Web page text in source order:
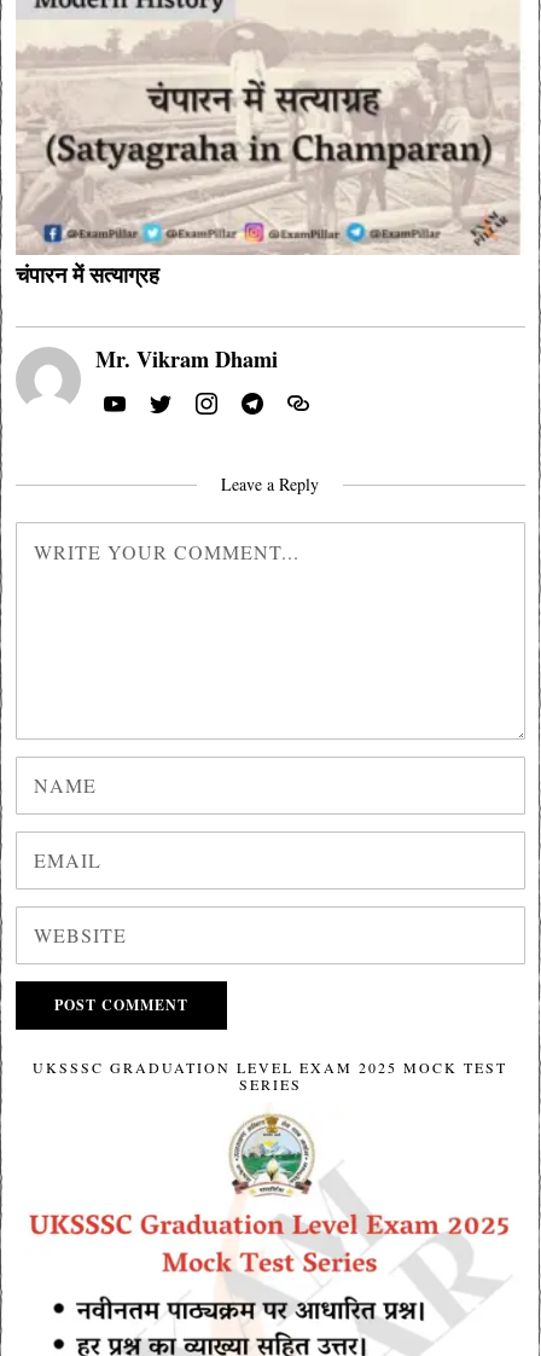
चंपारन में सत्याग्रह
Mr. Vikram Dhami
Leave a Reply
UKSSSC GRADUATION LEVEL EXAM 2025 MOCK TEST
SERIES